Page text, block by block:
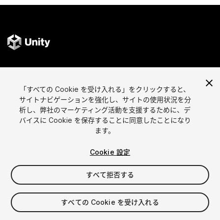
English
简体中文
한국어
アセットを販売
販売審査ガイドライン
Asset Store Tools
アセットを見つける
最も人気のアセット
無料人気アセット
アフィリエイト
プログラムの内容
リンクメーカー
「すべての Cookie を受け入れる」をクリックすると、
サイトナビゲーションを強化し、サイトの使用状況を分
析し、弊社のマーケティング活動を支援するために、デ
バイスに Cookie を保存することに同意したことになり
ます。
Cookie 設定
すべて拒否する
すべての Cookie を受け入れる